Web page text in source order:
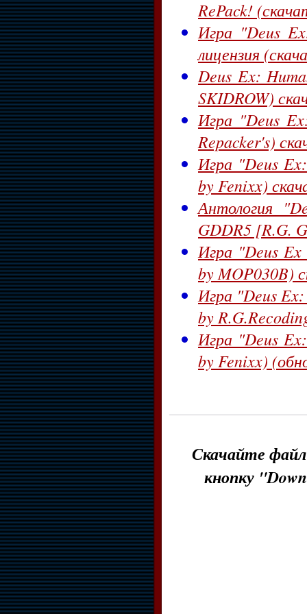
RePack!
Игра "Deus
лицензия
Deus Ex:
SKIDROW)
Игра "Deus
Repacker's)
Игра "Deus
by Fenixx)
Антология
GDDR5 [R.G.
Игра "Deus
by MOP030B)
Игра "Deus
by
Игра "Deus
by Fenixx)
Скачайте
кнопку